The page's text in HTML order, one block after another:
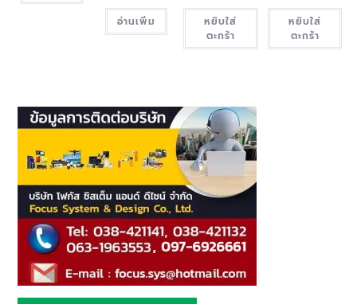
อ่านเพิ่ม
หยิบใส่
ตะกร้า
หยิบใส่
ตะกร้า